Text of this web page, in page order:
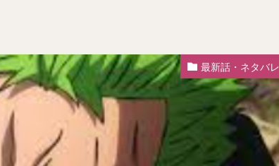
最新話・ネタバレ